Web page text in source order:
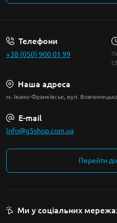
Телефони
+38 (050) 900 01 99
Наша адреса
м. Івано-Франківськ, вул.
E-mail
info@g5shop.com.ua
Перейти до
Ми у соціальних